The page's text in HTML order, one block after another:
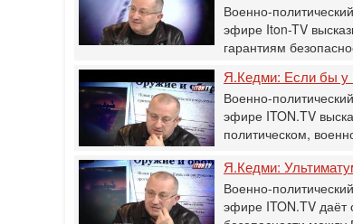
Военно-
эфире Iton-TV
гарантиям
Я.Кедми: Если бы у
Военно-
эфире ITON.TV
политическом,
Я.Кедми:
Военно-
эфире ITON.TV даёт